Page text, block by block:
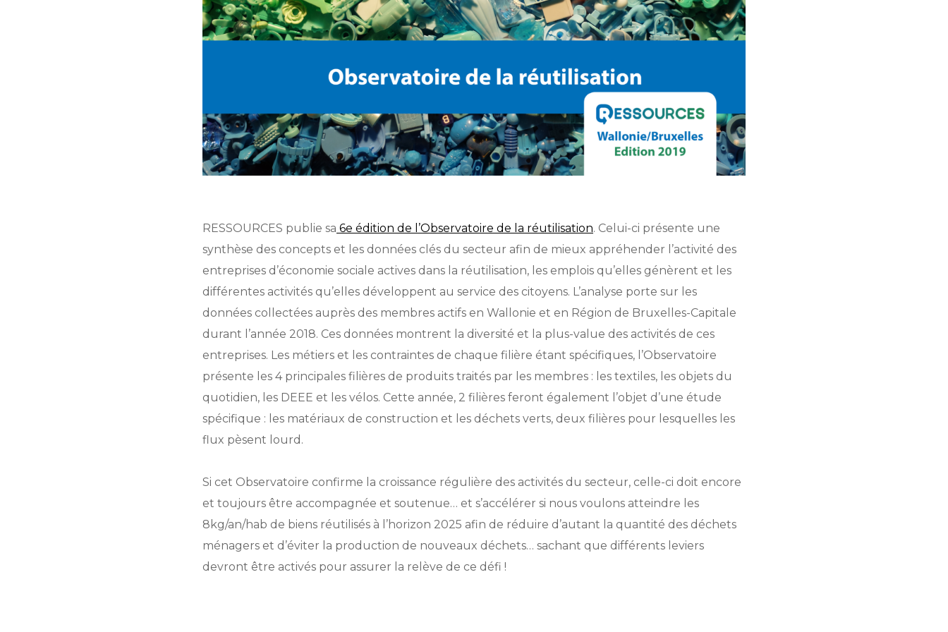
RESSOURCES publie sa 6e édition de l’Observatoire de la réutilisation. Celui-ci présente une
synthèse des concepts et les données clés du secteur afin de mieux appréhender l’activité des
entreprises d’économie sociale actives dans la réutilisation, les emplois qu’elles génèrent et les
différentes activités qu’elles développent au service des citoyens. L’analyse porte sur les
données collectées auprès des membres actifs en Wallonie et en Région de Bruxelles-Capitale
durant l’année 2018. Ces données montrent la diversité et la plus-value des activités de ces
entreprises. Les métiers et les contraintes de chaque filière étant spécifiques, l’Observatoire
présente les 4 principales filières de produits traités par les membres : les textiles, les objets du
quotidien, les DEEE et les vélos. Cette année, 2 filières feront également l’objet d’une étude
spécifique : les matériaux de construction et les déchets verts, deux filières pour lesquelles les
flux pèsent lourd.
Si cet Observatoire confirme la croissance régulière des activités du secteur, celle-ci doit encore
et toujours être accompagnée et soutenue… et s’accélérer si nous voulons atteindre les
8kg/an/hab de biens réutilisés à l’horizon 2025 afin de réduire d’autant la quantité des déchets
ménagers et d’éviter la production de nouveaux déchets… sachant que différents leviers
devront être activés pour assurer la relève de ce défi !